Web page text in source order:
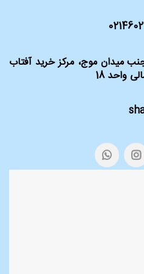
میدان موج، مرکز خرید آفتاب
واحد 18